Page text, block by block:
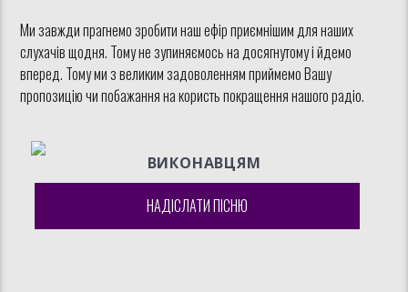
Ми завжди прагнемо зробити наш ефір приємнішим для наших
слухачів щодня. Тому не зупиняємось на досягнутому і йдемо
вперед. Тому ми з великим задоволенням приймемо Вашу
пропозицію чи побажання на користь покращення нашого радіо.
ВИКОНАВЦЯМ
НАДІСЛАТИ ПІСНЮ